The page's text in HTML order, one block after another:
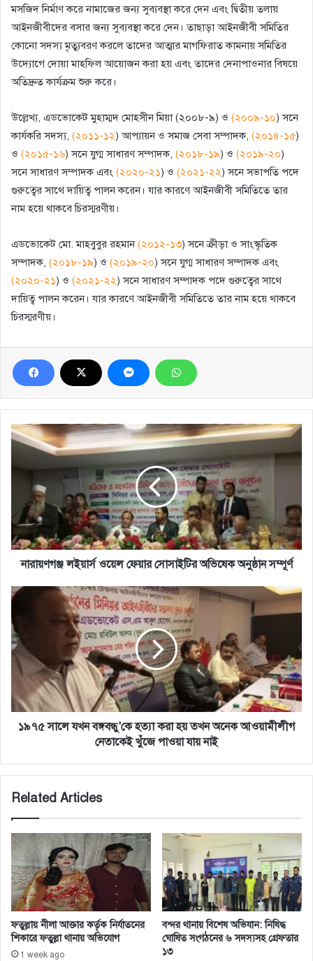
মসজিদ নির্মাণ করে নামাজের জন্য সুব্যবস্থা করে দেন এবং দ্বিতীয় তলায়
আইনজীবীদের বসার জন্য সুব্যবস্থা করে দেন। তাছাড়া আইনজীবী সমিতির
কোনো সদস্য মৃত্যুবরণ করলে তাদের আত্মার মাগফিরাত কামনায় সমিতির
উদ্যোগে দোয়া মাহফিল আয়োজন করা হয় এবং তাদের দেনাপাওনার বিষয়ে
অতিদ্রুত কার্যক্রম শুরু করে।
উল্লেখ্য, এডভোকেট মুহাম্মদ মোহসীন মিয়া (২০০৮-৯) ও (২০০৯-১০) সনে
কার্যকরি সদস্য, (২০১১-১২) আপ্যায়ন ও সমাজ সেবা সম্পাদক, (২০১৪-১৫)
ও (২০১৫-১৬) সনে যুগ্ম সাধারণ সম্পাদক, (২০১৮-১৯) ও (২০১৯-২০)
সনে সাধারণ সম্পাদক এবং (২০২০-২১) ও (২০২১-২২) সনে সভাপতি পদে
গুরুত্বের সাথে দায়িত্ব পালন করেন। যার কারণে আইনজীবী সমিতিতে তার
নাম হয়ে থাকবে চিরস্মরণীয়।
এডভোকেট মো. মাহবুবুর রহমান(২০১২-১৩) সনে ক্রীড়া ও সাংস্কৃতিক
সম্পাদক, (২০১৮-১৯) ও (২০১৯-২০) সনে যুগ্ম সাধারণ সম্পাদক এবং
(২০২০-২১) ও (২০২১-২২) সনে সাধারণ সম্পাদক পদে গুরুত্বের সাথে
দায়িত্ব পালন করেন। যার কারণে আইনজীবী সমিতিতে তার নাম হয়ে থাকবে
চিরস্মরণীয়।
নারায়ণগঞ্জ
লইয়ার্স
সোসাইটির
অভিষেক
অনুষ্ঠান
সম্পূর্ণ
নারায়ণগঞ্জ লইয়ার্স ওয়েল ফেয়ার সোসাইটির অভিষেক অনুষ্ঠান সম্পূর্ণ
১৯৭৫
যখন
বঙ্গবন্ধু'কে
হত্যা
করা
তখন
অনেক
আওয়ামীলীগ
পাওয়া
নাই
১৯৭৫ সালে যখন বঙ্গবন্ধু'কে হত্যা করা হয় তখন অনেক আওয়ামীলীগ
নেতাকেই খুঁজে পাওয়া যায় নাই
Related Articles
ফতুল্লায় নীলা আক্তার কর্তৃক নির্যাতনের
শিকারে ফতুল্লা থানায় অভিযোগ
1 week ago
বন্দর থানায় বিশেষ অভিযান: নিষিদ্ধ
ঘোষিত সংগঠনের ৬ সদস্যসহ গ্রেফতার
১৩